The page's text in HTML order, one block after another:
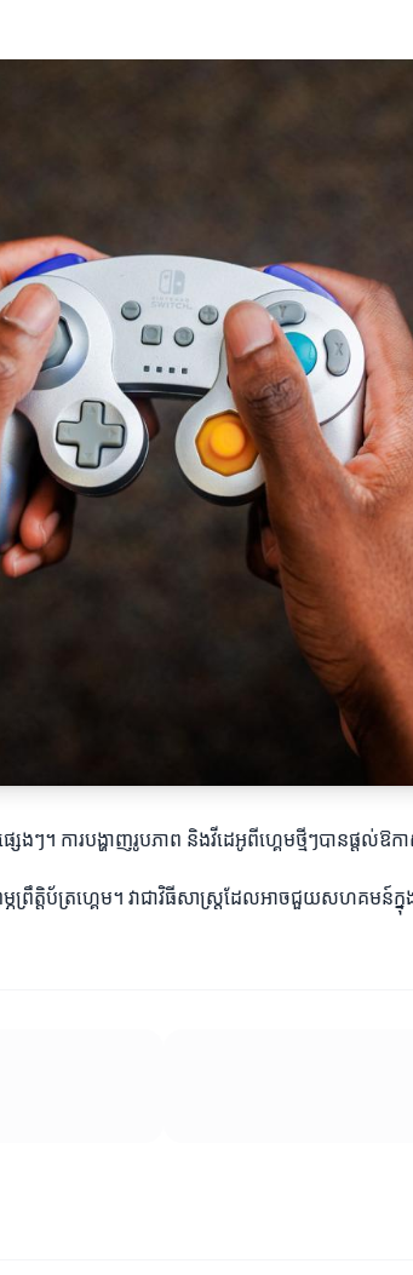
យផ្សេងៗ។ ការបង្ហាញរូបភាព និងវីដេអូពីហ្គេមថ្មីៗប
រឹត្តិប័ត្រហ្គេម។ វាជាវិធីសាស្ត្រដែលអាចជួយសហគមន៍